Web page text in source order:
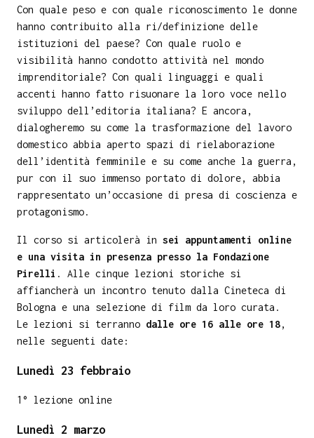
Con quale peso e con quale riconoscimento le donne
hanno contribuito alla ri/definizione delle
istituzioni del paese? Con quale ruolo e
visibilità hanno condotto attività nel mondo
imprenditoriale? Con quali linguaggi e quali
accenti hanno fatto risuonare la loro voce nello
sviluppo dell’editoria italiana? E ancora,
dialogheremo su come la trasformazione del lavoro
domestico abbia aperto spazi di rielaborazione
dell’identità femminile e su come anche la guerra,
pur con il suo immenso portato di dolore, abbia
rappresentato un’occasione di presa di coscienza e
protagonismo.
Il corso si articolerà in sei appuntamenti online
e una visita in presenza presso la Fondazione
Pirelli . Alle cinque lezioni storiche si
affiancherà un incontro tenuto dalla Cineteca di
Bologna e una selezione di film da loro curata.
Le lezioni si terranno dalle ore 16 alle ore 18,
nelle seguenti date:
Lunedì 23 febbraio
1° lezione online
Lunedì 2 marzo